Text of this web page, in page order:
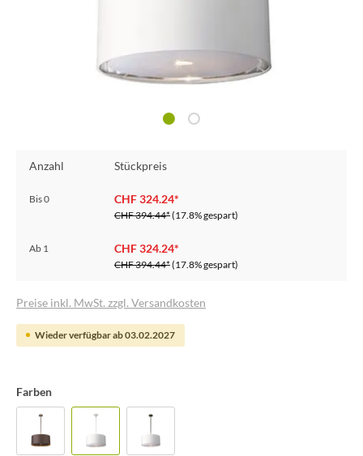
Anzahl Stückpreis
Bis0 CHF 324.24*
CHF 394.44*(17.8% gespart)
Ab 1 CHF 324.24*
CHF 394.44*(17.8% gespart)
Preise inkl. MwSt. zzgl. Versandkosten
Wieder verfügbar ab 03.02.2027
Farben